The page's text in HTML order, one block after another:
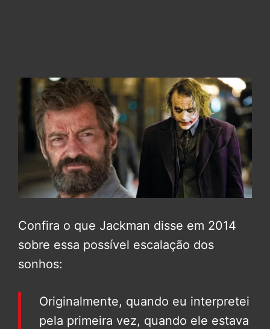
Confira o que Jackman disse em 2014
sobre essa possível escalação dos
sonhos:
Originalmente, quando eu interpretei
pela primeira vez, quando ele estava